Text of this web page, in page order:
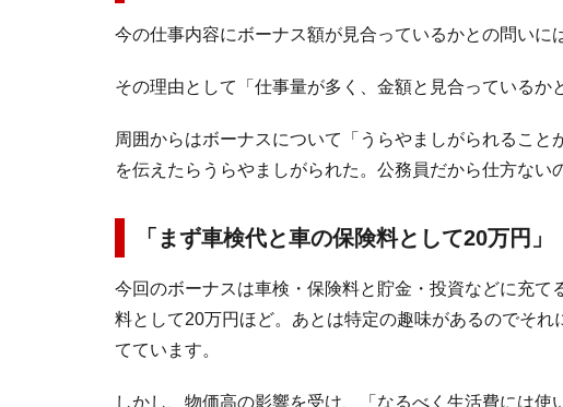
今の仕事内容にボーナス額が見合っているかとの問いに
その理由として「仕事量が多く、金額と見合っているか
周囲からはボーナスについて「うらやましがられるこ
を伝えたらうらやましがられた。公務員だから仕方ない
「まず車検代と車の保険料として20万円」
今回のボーナスは車検・保険料と貯金・投資などに充
料として20万円ほど。あとは特定の趣味があるのでそ
てています。
しかし、物価高の影響を受け、「なるべく生活費には